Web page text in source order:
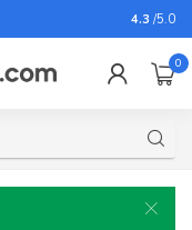
Für fast
4.3 /5.0
0